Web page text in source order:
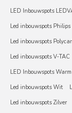
LED Inbouwspots
Led inbouwspots Philips
Led inbouwspots
Led inbouwspots V-TAC
LED Inbouwspots
Led inbouwspots Wit
Led inbouwspots Zilver